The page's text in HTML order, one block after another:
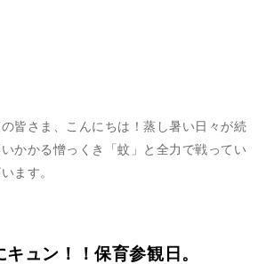
皆さま、こんにちは！蒸し暑い日々が続
かかる憎っくき「蚊」と全力で戦ってい
ます。
ュン！！保育参観日。